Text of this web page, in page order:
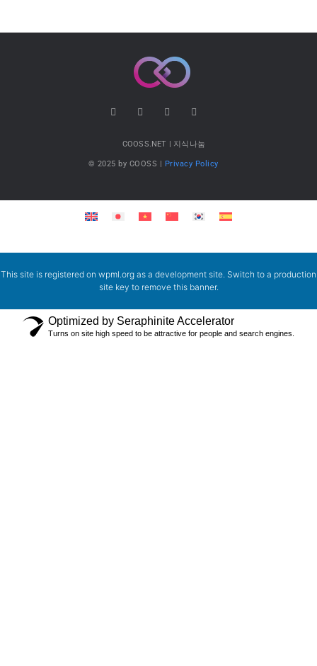
COOSS.NET | 지식나눔
© 2025 by COOSS | Privacy Policy
This site is registered on wpml.org as a development site. Switch to a production
site key to remove this banner.
Optimized by Seraphinite Accelerator
Turns on site high speed to be attractive for people and search engines.